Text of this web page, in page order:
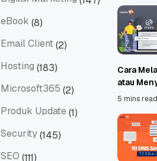
eBook (8)
Email Client(2)
Hosting (183)
Microsoft365 (2)
Produk Update (1)
Security(145)
SEO (111)
Cara
atau
5 mins read